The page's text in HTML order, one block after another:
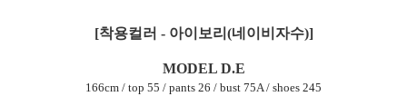
[착용컬러 - 아이보리(네이비자수)]
MODEL D.E
166cm / top 55 / pants 26 / bust 75A / shoes 245